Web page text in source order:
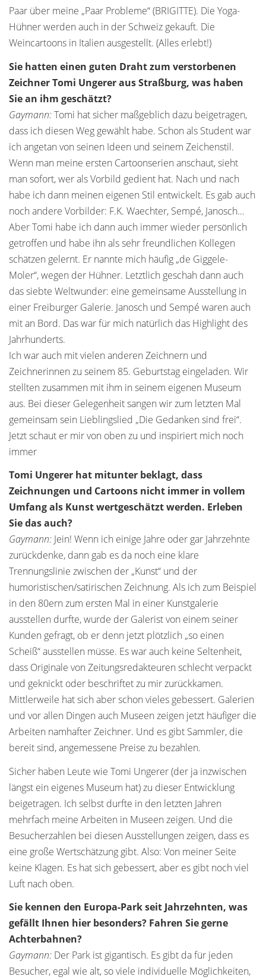
Paar über meine „Paar Probleme“ (BRIGITTE). Die Yoga-
Hühner werden auch in der Schweiz gekauft. Die
Weincartoons in Italien ausgestellt. (Alles erlebt!)
Sie hatten einen guten Draht zum verstorbenen
Zeichner Tomi Ungerer aus Straßburg, was haben
Sie an ihm geschätzt?
Gaymann:Tomi hat sicher maßgeblich dazu beigetragen,
dass ich diesen Weg gewählt habe. Schon als Student war
ich angetan von seinen Ideen und seinem Zeichenstil.
Wenn man meine ersten Cartoonserien anschaut, sieht
man sofort, wer als Vorbild gedient hat. Nach und nach
habe ich dann meinen eigenen Stil entwickelt. Es gab auch
noch andere Vorbilder: F.K. Waechter, Sempé, Janosch…
Aber Tomi habe ich dann auch immer wieder persönlich
getroffen und habe ihn als sehr freundlichen Kollegen
schätzen gelernt. Er nannte mich häufig „de Giggele-
Moler“, wegen der Hühner. Letztlich geschah dann auch
das siebte Weltwunder: eine gemeinsame Ausstellung in
einer Freiburger Galerie. Janosch und Sempé waren auch
mit an Bord. Das war für mich natürlich das Highlight des
Jahrhunderts.
Ich war auch mit vielen anderen Zeichnern und
Zeichnerinnen zu seinem 85. Geburtstag eingeladen. Wir
stellten zusammen mit ihm in seinem eigenen Museum
aus. Bei dieser Gelegenheit sangen wir zum letzten Mal
gemeinsam sein Lieblingslied „Die Gedanken sind frei“.
Jetzt schaut er mir von oben zu und inspiriert mich noch
immer
Tomi Ungerer hat mitunter beklagt, dass
Zeichnungen und Cartoons nicht immer in vollem
Umfang als Kunst wertgeschätzt werden. Erleben
Sie das auch?
Gaymann: Jein! Wenn ich einige Jahre oder gar Jahrzehnte
zurückdenke, dann gab es da noch eine klare
Trennungslinie zwischen der „Kunst“ und der
humoristischen/satirischen Zeichnung. Als ich zum Beispiel
in den 80ern zum ersten Mal in einer Kunstgalerie
ausstellen durfte, wurde der Galerist von einem seiner
Kunden gefragt, ob er denn jetzt plötzlich „so einen
Scheiß“ ausstellen müsse. Es war auch keine Seltenheit,
dass Originale von Zeitungsredakteuren schlecht verpackt
und geknickt oder beschriftet zu mir zurückkamen.
Mittlerweile hat sich aber schon vieles gebessert. Galerien
und vor allen Dingen auch Museen zeigen jetzt häufiger die
Arbeiten namhafter Zeichner. Und es gibt Sammler, die
bereit sind, angemessene Preise zu bezahlen.
Sicher haben Leute wie Tomi Ungerer (der ja inzwischen
längst ein eigenes Museum hat) zu dieser Entwicklung
beigetragen. Ich selbst durfte in den letzten Jahren
mehrfach meine Arbeiten in Museen zeigen. Und die
Besucherzahlen bei diesen Ausstellungen zeigen, dass es
eine große Wertschätzung gibt. Also: Von meiner Seite
keine Klagen. Es hat sich gebessert, aber es gibt noch viel
Luft nach oben.
Sie kennen den Europa-Park seit Jahrzehnten, was
gefällt Ihnen hier besonders? Fahren Sie gerne
Achterbahnen?
Gaymann: Der Park ist gigantisch. Es gibt da für jeden
Besucher, egal wie alt, so viele individuelle Möglichkeiten,